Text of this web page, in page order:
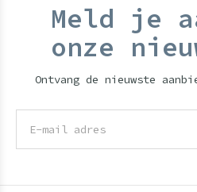
Meld je
onze
Ontvang de nieuwste